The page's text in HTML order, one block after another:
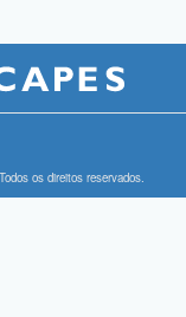
os direitos reservados.